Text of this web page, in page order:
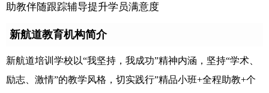
助教伴随跟踪辅导提升学员满意度
新航道教育机构简介
新航道培训学校以“我坚持，我成功”精神内涵，坚持“学术、
励志、激情”的教学风格，切实践行”精品小班+全程助教+个